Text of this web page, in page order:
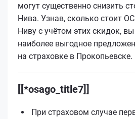
могут существенно снизить
Нива. Узнав, сколько стоит
Ниву с учётом этих скидок,
наиболее выгодное
на страховке в Прокопьевске.
[[*osago_title7]]
При страховом случае